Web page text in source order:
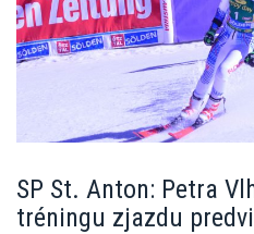
SP St. Anton: Petra
tréningu zjazdu